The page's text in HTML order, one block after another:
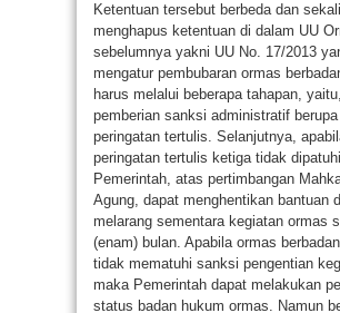
Ketentuan tersebut berbeda dan
menghapus ketentuan di dalam UU
sebelumnya yakni UU No. 17/2013
mengatur pembubaran ormas
harus melalui beberapa tahapan, yaitu,
pemberian sanksi administratif
peringatan tertulis. Selanjutnya,
peringatan tertulis ketiga tidak
Pemerintah, atas pertimbangan
Agung, dapat menghentikan bantuan
melarang sementara kegiatan ormas
(enam) bulan. Apabila ormas
tidak mematuhi sanksi pengentian
maka Pemerintah dapat melakukan
status badan hukum ormas. Namun